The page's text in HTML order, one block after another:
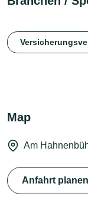
Map
Am
Anfahrt planen